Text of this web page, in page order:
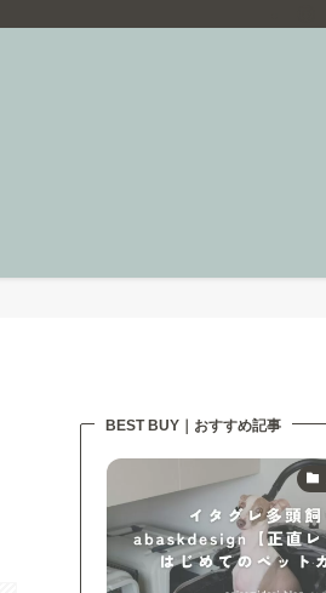
BEST BUY｜おすすめ記事